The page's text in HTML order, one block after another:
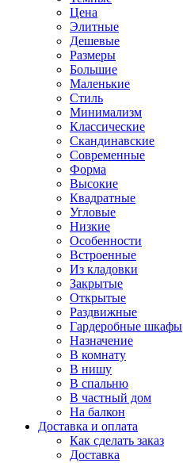
Цена
Элитные
Дешевые
Размеры
Большие
Маленькие
Стиль
Минимализм
Классические
Скандинавские
Современные
Форма
Высокие
Квадратные
Угловые
Низкие
Особенности
Встроенные
Из кладовки
Закрытые
Открытые
Раздвижные
Гардеробные шкафы
Назначение
В комнату
В нишу
В спальню
В частный дом
На балкон
Доставка и оплата
Как сделать заказ
Доставка